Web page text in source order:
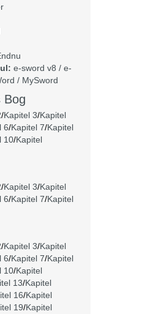
e-sword v8 / e-
/ MySword
Bog
/Kapitel 3/Kapitel
6/Kapitel 7/Kapitel
10/Kapitel
/Kapitel 3/Kapitel
6/Kapitel 7/Kapitel
/Kapitel 3/Kapitel
6/Kapitel 7/Kapitel
10/Kapitel
13/Kapitel
16/Kapitel
19/Kapitel